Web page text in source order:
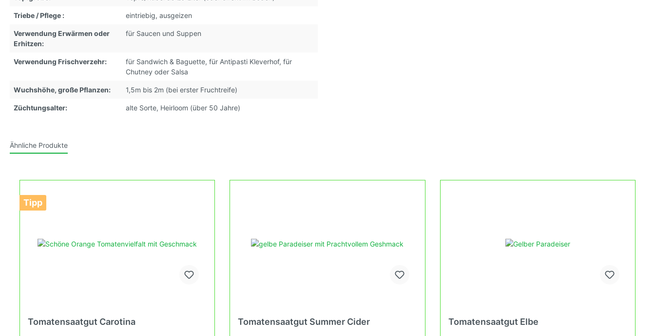
Triebe / Pflege : eintriebig, ausgeizen
Verwendung Erwärmen oder
Erhitzen:
für Saucen und Suppen
Verwendung Frischverzehr: für Sandwich & Baguette, für Antipasti Kleverhof, für
Chutney oder Salsa
Wuchshöhe, große Pflanzen: 1,5m bis 2m (bei erster Fruchtreife)
Züchtungsalter: alte Sorte, Heirloom (über 50 Jahre)
Ähnliche Produkte
Tipp
Tomatensaatgut Carotina Tomatensaatgut Summer Cider Tomatensaatgut Elbe